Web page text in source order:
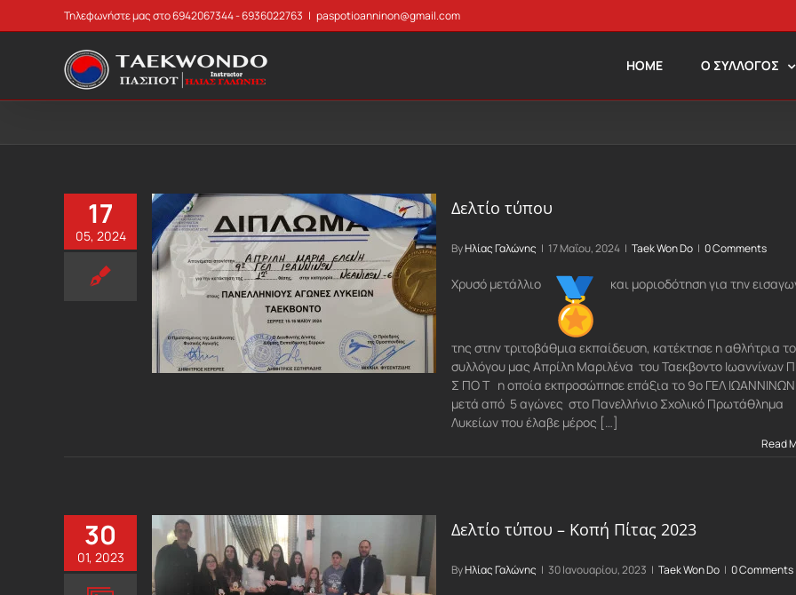
to
Τηλεφωνήστε μας στο 6942067344 - 6936022763 | paspotioanninon@gmail.com
HOME Ο ΣΥΛΛΟΓΟΣ
17
05, 2024
Δελτίο τύπου
ByΗλίας Γαλώνης | 17 Μαΐου, 2024 | Taek Won Do | 0 Comments
Χρυσό μετάλλιο και μοριοδότηση για την
της στην τριτοβάθμια εκπαίδευση, κατέκτησε η αθλήτρια
συλλόγου μας Απρίλη Μαριλένα του Ταεκβοντο Ιωαννίνων
Σ ΠΟ Τ η οποία εκπροσώπησε επάξια το 9ο ΓΕΛ
μετά από 5 αγώνες στο Πανελλήνιο Σχολικό Πρωτάθλημα
Λυκείων που έλαβε μέρος […]
Read
30
01, 2023
Δελτίο τύπου – Κοπή Πίτας 2023
ByΗλίας Γαλώνης | 30 Ιανουαρίου, 2023 | Taek Won Do | 0 Comments